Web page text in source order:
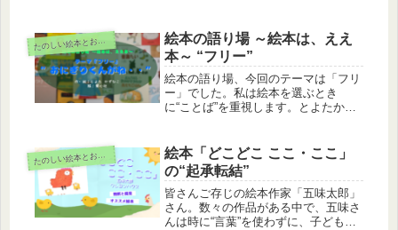
おきなかぶ」です。
た
のしい絵本とおもちゃ
絵本の語り場 ～絵本は、ええ
本～ “フリー”
絵本の語り場、今回のテーマは「フリ
ー」でした。私は絵本を選ぶとき
に“ことば”を重視します。とよたかず
と同時に「子どもが絵本の世界にダイ
ブできるか」が最も重要だと思ってい
ます。絵本の魅力、一緒に味わいませ
んか。
た
のしい絵本とおもちゃ
絵本「どこどこ ここ・ここ」
の“起承転結”
皆さんご存じの絵本作家「五味太郎」
さん。数々の作品がある中で、五味さ
んは時に“言葉”を使わずに、子どもた